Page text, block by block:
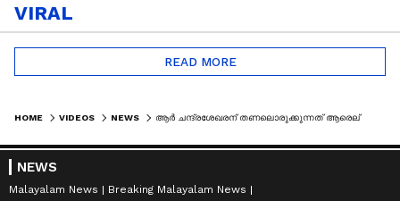
VIRAL
READ MORE
HOME VIDEOS NEWS ആർ ചന്ദ്രശേഖരന് തണലൊരുക്കുന്നത് ആരെല്ലാം?; അഴിമതി നടന്നെന്ന് കണ്ടെത്തിയിട്ടും നടപടി ഇല്ലാത്തതെന്ത്?
NEWS
Malayalam News
Breaking Malayalam News